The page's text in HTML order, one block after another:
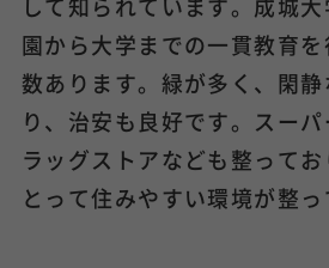
して知られています。成城
園から大学までの一貫教育
数あります。緑が多く、閑
り、治安も良好です。スー
ラッグストアなども整って
とって住みやすい環境が整っ